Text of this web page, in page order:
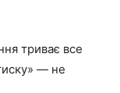
триває все
— не